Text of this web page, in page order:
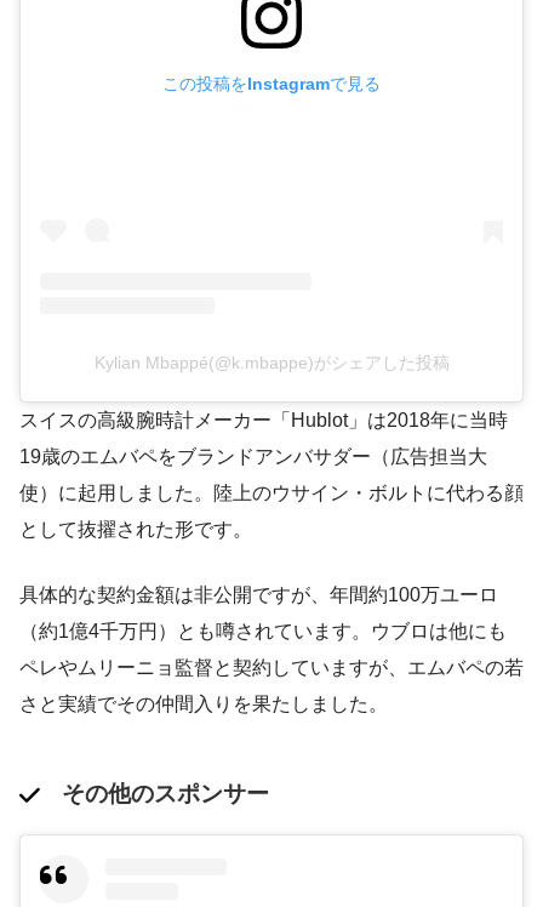
この投稿をInstagramで見る
Kylian Mbappé(@k.mbappe)がシェアした投稿
スイスの高級腕時計メーカー「Hublot」は2018年に当時
19歳のエムバペをブランドアンバサダー（広告担当大
使）に起用しました​。陸上のウサイン・ボルトに代わる顔
として抜擢された形です。
具体的な契約金額は非公開ですが、年間約100万ユーロ
（約1億4千万円）とも噂されています​。ウブロは他にも
ペレやムリーニョ監督と契約していますが、エムバペの若
さと実績でその仲間入りを果たしました。
その他のスポンサー